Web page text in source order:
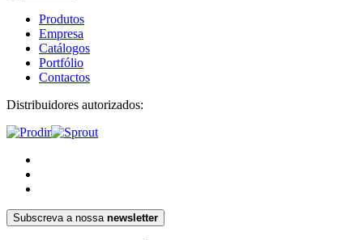
Produtos
Empresa
Catálogos
Portfólio
Contactos
Distribuidores autorizados:
Subscreva a nossa newsletter